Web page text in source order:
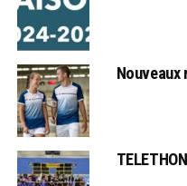
Nouveaux